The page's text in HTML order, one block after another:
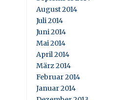
August 2014
Juli 2014
Juni 2014
Mai 2014
April 2014
März 2014
Februar 2014
Januar 2014